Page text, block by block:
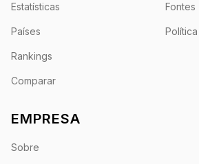
Estatísticas
Países
Rankings
Comparar
Fontes
EMPRESA
Sobre